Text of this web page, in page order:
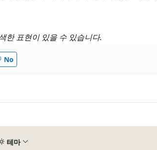
한 표현이 있을 수 있습니다.
No
테마